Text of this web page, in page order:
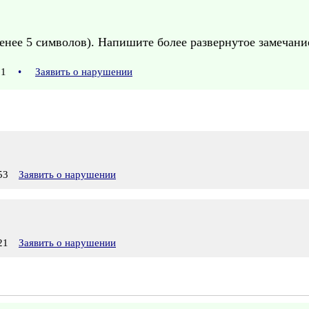
5 символов). Напишите более развернутое
• Заявить о нарушении
Заявить о нарушении
Заявить о нарушении